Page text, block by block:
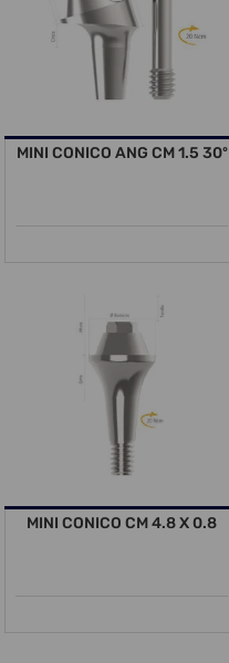
MINI CONICO ANG CM 1.5 30º
MINI CONICO CM 4.8 X 0.8